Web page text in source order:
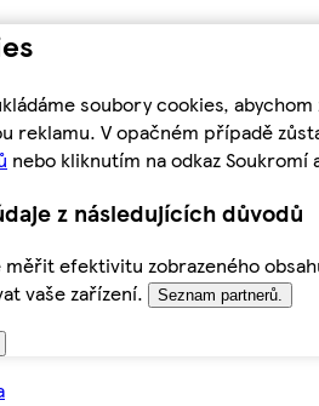
soubory cookies,
reklamu. V opačném případě
nebo kliknutím na odkaz
z následujících důvodů
efektivitu zobrazeného
vaše zařízení.
Seznam partnerů.